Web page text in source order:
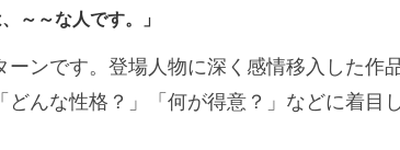
～～な人です。」
ンです。登場人物に深く感情移入した作
んな性格？」「何が得意？」などに着目し